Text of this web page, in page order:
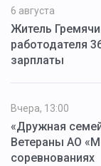
6 августа
Житель
работодателя
зарплаты
Вчера, 13:00
«Дружная
Ветераны АО
соревнованиях